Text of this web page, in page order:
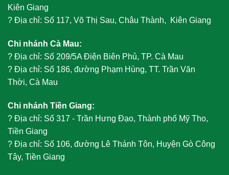
Kiên Giang
? Địa chỉ: Số 117, Võ Thị Sau, Châu Thành, Kiên Giang
Chi nhánh Cà Mau:
? Địa chỉ: Số 209/5A Điện Biên Phủ, TP. Cà Mau
? Địa chỉ: Số 186, đường Phạm Hùng, TT. Trần Văn
Thời, Cà Mau
Chi nhánh Tiền Giang:
? Địa chỉ: Số 317 - Trần Hưng Đạo, Thành phố Mỹ Tho,
Tiền Giang
? Địa chỉ: Số 106, đường Lê Thánh Tôn, Huyện Gò Công
Tây, Tiền Giang